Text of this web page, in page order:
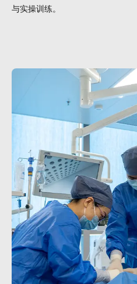
与实操训练。